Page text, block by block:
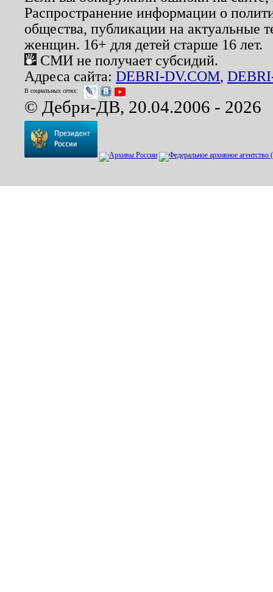
Распространение информации о
общества, публикации на актуальные
женщин. 16+ для детей старше 16 лет.
СМИ не получает субсидий.
Адреса сайта: DEBRI-DV.COM,
В социальных сетях:
© Дебри-ДВ, 20.04.2006 - 2026